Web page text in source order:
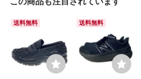
送料無料 送料無料